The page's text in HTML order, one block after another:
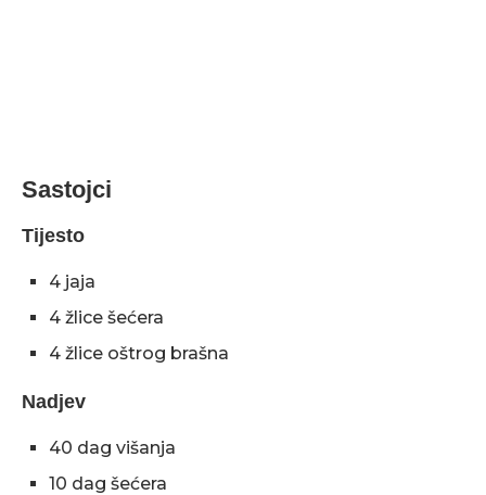
Sastojci
Tijesto
4 jaja
4 žlice šećera
4 žlice oštrog brašna
Nadjev
40 dag višanja
10 dag šećera